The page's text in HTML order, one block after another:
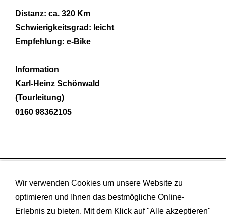
Distanz: ca. 320 Km
Schwierigkeitsgrad: leicht
Empfehlung: e-Bike
Information
Karl-Heinz Schönwald
(Tourleitung)
0160 98362105
GOOGLE TRANSLATE
Powered by Translate
Wir verwenden Cookies um unsere Website zu
optimieren und Ihnen das bestmögliche Online-
Erlebnis zu bieten. Mit dem Klick auf "Alle akzeptieren"